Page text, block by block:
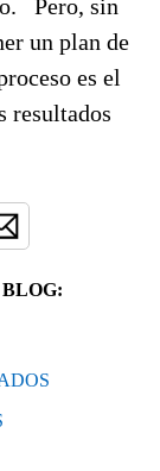
Pero, sin
un plan de
es el
resultados